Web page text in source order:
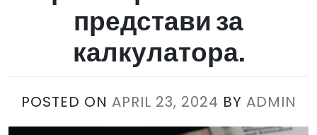
представи за
калкулатора.
POSTED ON APRIL 23, 2024 BY ADMIN